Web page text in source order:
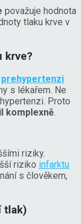
považuje hodnota
tlaku krve v
krve?
prehypertenzi
s lékařem. Ne
Proto
komplexně.
riziky.
riziko infarktu
s člověkem,
tlak)